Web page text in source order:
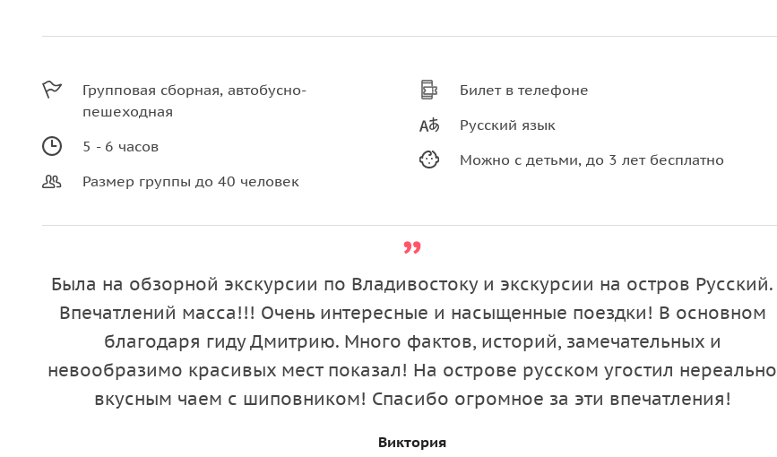
Групповая сборная, автобусно-
пешеходная
5 - 6 часов
Размер группы до 40 человек
Билет в телефоне
Русский язык
Можно с детьми, до 3 лет бесплатно
Была на обзорной экскурсии по Владивостоку и экскурсии на остров Русский.
Впечатлений масса!!! Очень интересные и насыщенные поездки! В основном
благодаря гиду Дмитрию. Много фактов, историй, замечательных и
невообразимо красивых мест показал! На острове русском угостил нереально
вкусным чаем с шиповником! Спасибо огромное за эти впечатления!
Виктория